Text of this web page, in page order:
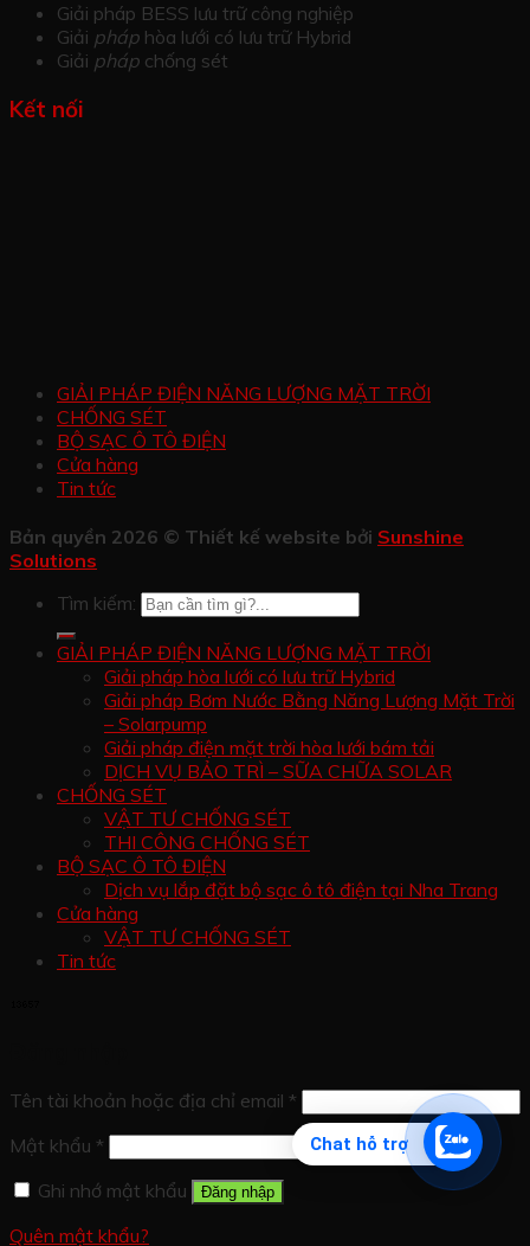
Chat hỗ trợ
Giải pháp BESS lưu trữ công nghiệp
Giải pháp hòa lưới có lưu trữ Hybrid
Giải pháp chống sét
Kết nối
GIẢI PHÁP ĐIỆN NĂNG LƯỢNG MẶT TRỜI
CHỐNG SÉT
BỘ SẠC Ô TÔ ĐIỆN
Cửa hàng
Tin tức
Bản quyền 2026 © Thiết kế website bởi Sunshine
Solutions
Tìm kiếm:
GIẢI PHÁP ĐIỆN NĂNG LƯỢNG MẶT TRỜI
Giải pháp hòa lưới có lưu trữ Hybrid
Giải pháp Bơm Nước Bằng Năng Lượng Mặt Trời
– Solarpump
Giải pháp điện mặt trời hòa lưới bám tải
DỊCH VỤ BẢO TRÌ – SỮA CHỮA SOLAR
CHỐNG SÉT
VẬT TƯ CHỐNG SÉT
THI CÔNG CHỐNG SÉT
BỘ SẠC Ô TÔ ĐIỆN
Dịch vụ lắp đặt bộ sạc ô tô điện tại Nha Trang
Cửa hàng
VẬT TƯ CHỐNG SÉT
Tin tức
Tên tài khoản hoặc địa chỉ email *
Mật khẩu *
Ghi nhớ mật khẩu
Đăng nhập
Quên mật khẩu?